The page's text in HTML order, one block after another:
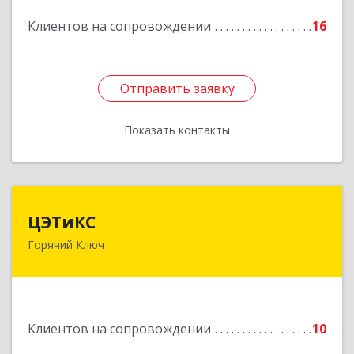
Клиентов на сопровождении 16
Отправить заявку
Показать контакты
Подробнее
Отправить заявку
Назад
ЦЭТиКС
Горячий Ключ
Клиентов на сопровождении 10
353290, Краснодарский край, Горячий Ключ г,